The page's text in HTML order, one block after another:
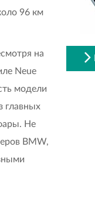
96 км
на
Neue
модели
главных
Не
BMW,